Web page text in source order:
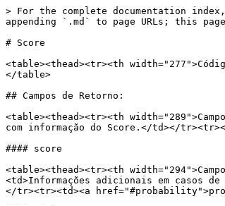
> For the complete documentation
appending `.md` to page URLs; this
# Score
<table><thead><tr><th
</table>
## Campos de Retorno:
<table><thead><tr><th
com informação do Score.</td></
#### score
<table><thead><tr><th
<td>Informações adicionais em casos
</tr><tr><td><a